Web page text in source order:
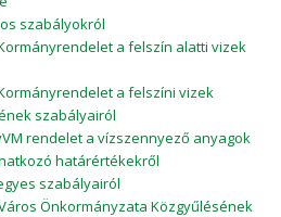
szabályokról
Kormányrendelet a felszín alatti vizek
Kormányrendelet a felszíni vizek
szabályairól
rendelet a vízszennyező anyagok
határértékekről
szabályairól
Önkormányzata Közgyűlésének